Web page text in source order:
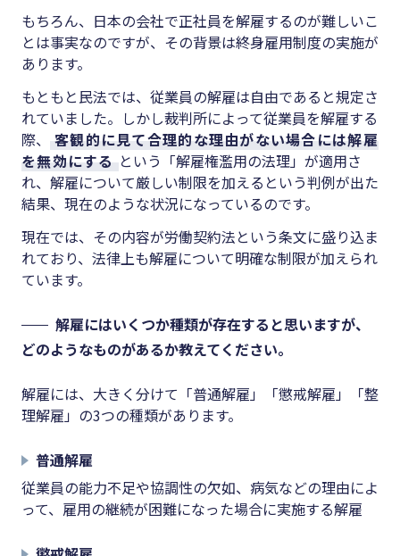
もちろん、日本の会社で正社員を解雇するのが難しいこ
とは事実なのですが、その背景は終身雇用制度の実施が
あります。
もともと民法では、従業員の解雇は自由であると規定さ
れていました。しかし裁判所によって従業員を解雇する
際、
客観的に見て合理的な理由がない場合には解雇
を無効にする という「解雇権濫用の法理」が適用さ
れ、解雇について厳しい制限を加えるという判例が出た
結果、現在のような状況になっているのです。
現在では、その内容が労働契約法という条文に盛り込ま
れており、法律上も解雇について明確な制限が加えられ
ています。
解雇にはいくつか種類が存在すると思いますが、
どのようなものがあるか教えてください。
解雇には、大きく分けて「普通解雇」「懲戒解雇」「整
理解雇」の3つの種類があります。
普通解雇
従業員の能力不足や協調性の欠如、病気などの理由によ
って、雇用の継続が困難になった場合に実施する解雇